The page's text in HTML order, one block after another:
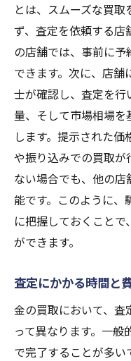
とは、スムーズな買
ず、査定を依頼する店
の店舗では、事前に
できます。次に、店
士が確認し、査定を行
量、そして市場相場
します。提示された
や振り込みでの買取が
ない場合でも、他の
能です。このように、
に把握しておくこと
ができます。
査定にかかる時間と
金の買取において、査
って異なります。一
で完了することが多